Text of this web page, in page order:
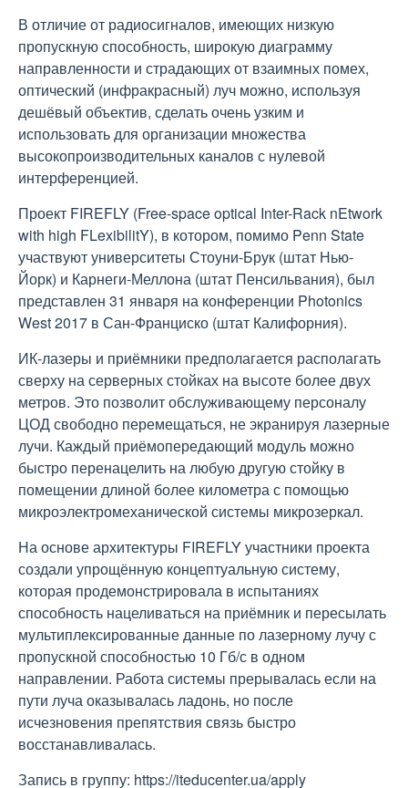
В отличие от радиосигналов, имеющих низкую
пропускную способность, широкую диаграмму
направленности и страдающих от взаимных помех,
оптический (инфракрасный) луч можно, используя
дешёвый объектив, сделать очень узким и
использовать для организации множества
высокопроизводительных каналов с нулевой
интерференцией.
Проект FIREFLY (Free-space optical Inter-Rack nEtwork
with high FLexibilitY), в котором, помимо Penn State
участвуют университеты Стоуни-Брук (штат Нью-
Йорк) и Карнеги-Меллона (штат Пенсильвания), был
представлен 31 января на конференции Photonics
West 2017 в Сан-Франциско (штат Калифорния).
ИК-лазеры и приёмники предполагается располагать
сверху на серверных стойках на высоте более двух
метров. Это позволит обслуживающему персоналу
ЦОД свободно перемещаться, не экранируя лазерные
лучи. Каждый приёмопередающий модуль можно
быстро перенацелить на любую другую стойку в
помещении длиной более километра с помощью
микроэлектромеханической системы микрозеркал.
На основе архитектуры FIREFLY участники проекта
создали упрощённую концептуальную систему,
которая продемонстрировала в испытаниях
способность нацеливаться на приёмник и пересылать
мультиплексированные данные по лазерному лучу с
пропускной способностью 10 Гб/с в одном
направлении. Работа системы прерывалась если на
пути луча оказывалась ладонь, но после
исчезновения препятствия связь быстро
восстанавливалась.
Запись в группу: https://iteducenter.ua/apply